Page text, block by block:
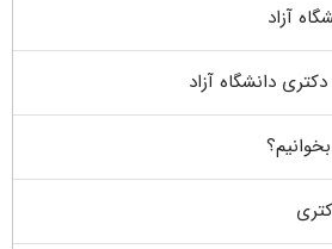
آزاد
دانشگاه آزاد